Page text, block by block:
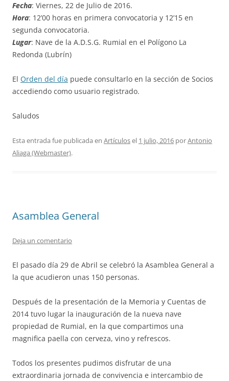
Fecha: Viernes, 22 de Julio de 2016.
Hora: 12’00 horas en primera convocatoria y 12’15 en
segunda convocatoria.
Lugar: Nave de la A.D.S.G. Rumial en el Polígono La
Redonda (Lubrín)
El Orden del día puede consultarlo en la sección de Socios
accediendo como usuario registrado.
Saludos
Esta entrada fue publicada en Artículosel 1 julio, 2016 porAntonio
Aliaga (Webmaster).
Asamblea General
Deja un comentario
El pasado día 29 de Abril se celebró la Asamblea General a
la que acudieron unas 150 personas.
Después de la presentación de la Memoria y Cuentas de
2014 tuvo lugar la inauguración de la nueva nave
propiedad de Rumial, en la que compartimos una
magnifica paella con cerveza, vino y refrescos.
Todos los presentes pudimos disfrutar de una
extraordinaria jornada de convivencia e intercambio de